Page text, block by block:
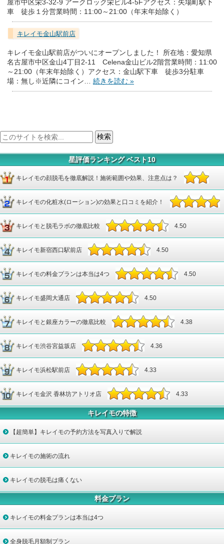
屋市中区栄3-32-9 アークロック栄ビル4-5Fアクセス：矢場町駅下
車 徒歩１分営業時間：11:00～21:00（年末年始除く）
キレイモ金山駅前店
キレイモ金山駅前店がついにオープンしました！ 所在地：愛知県
名古屋市中区金山4丁目2-11 Celena金山ビル2階営業時間：11:00
～21:00（年末年始除く）アクセス：金山駅下車 徒歩3分駐車
場：無し※近隣にコイン… 続きを読む »
星評価ランキング ベスト10
キレイモの顔脱毛を徹底解説！施術範囲や効果、注意点は？
4.67
キレイモの化粧水(ローション)の効果と口コミを紹介！
4.67
キレイモと脱毛ラボの徹底比較 4.50
キレイモ新宿西口駅前店 4.50
キレイモの料金プランは本当は4つ 4.50
キレイモ盛岡大通店 4.50
キレイモと銀座カラーの徹底比較 4.38
キレイモ渋谷宮益坂店 4.36
キレイモ浜松駅前店 4.33
キレイモ金沢 香林坊アトリオ店 4.33
キレイモの特徴
【超簡単】キレイモの予約方法を写真入りで解説
キレイモの施術の流れ
キレイモの脱毛は痛くない
料金プラン
キレイモの料金プランは本当は4つ
全身脱毛月額制プラン